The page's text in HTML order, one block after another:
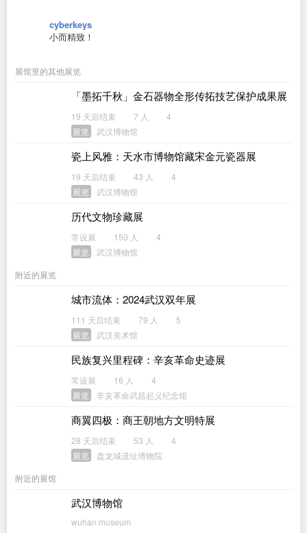
cyberkeys
小而精致！
展馆里的其他展览
「墨拓千秋」金石器物全形传拓技艺保护成果展
19 天后结束 7 人
4
展览
武汉博物馆
瓷上风雅：天水市博物馆藏宋金元瓷器展
19 天后结束 43 人
4
展览
武汉博物馆
历代文物珍藏展
常设展 150 人
4
展览
武汉博物馆
附近的展览
城市流体：2024武汉双年展
111 天后结束 79 人
5
展览
武汉美术馆
民族复兴里程碑：辛亥革命史迹展
常设展 16 人
4
展览
辛亥革命武昌起义纪念馆
商翼四极：商王朝地方文明特展
28 天后结束 53 人
4
展览
盘龙城遗址博物院
附近的展馆
武汉博物馆
wuhan museum